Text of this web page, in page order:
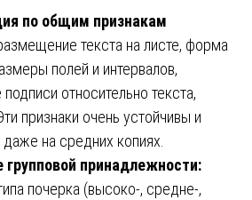
по общим признакам
текста на листе, форма
полей и интервалов,
относительно текста,
признаки очень устойчивы и
на средних копиях.
групповой принадлежности:
почерка (высоко-, средне-,